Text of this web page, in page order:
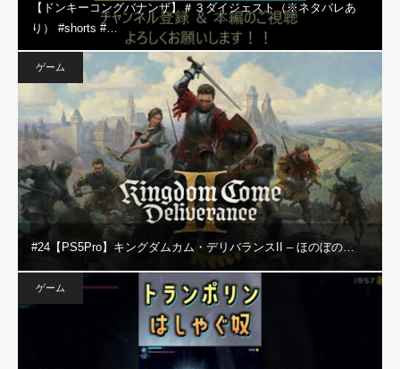
【ドンキーコングバナンザ】＃３ダイジェスト（※ネタバレあ
り） #shorts #…
ゲーム
#24【PS5Pro】キングダムカム・デリバランスII – ほのぼの…
ゲーム